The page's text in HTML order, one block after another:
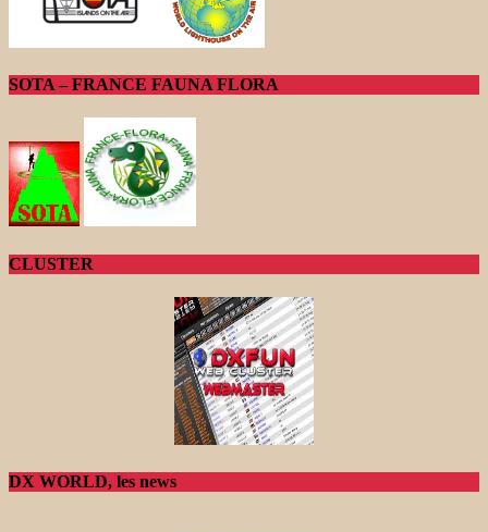
SOTA – FRANCE FAUNA FLORA
CLUSTER
DX WORLD, les news